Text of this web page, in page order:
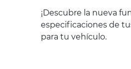
¡Descubre la nueva
especificaciones de
para tu vehículo.